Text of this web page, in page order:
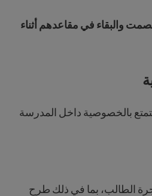
والبقاء في مقاعدهم أثناء
بالخصوصية داخل المدرسة
الطالب، بما في ذلك طرح